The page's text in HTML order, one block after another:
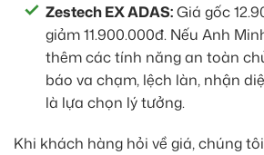
Zestech EX ADAS:Giá gốc
giảm 11.900.000đ. Nếu Anh
thêm các tính năng an toàn
báo va chạm, lệch làn, nhận
là lựa chọn lý tưởng.
Khi khách hàng hỏi về giá, chúng